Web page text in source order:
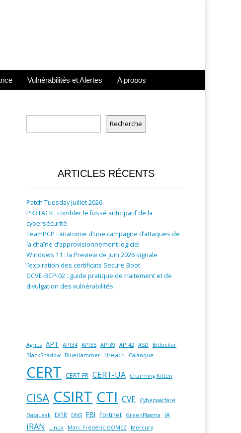
Vulnérabilités et Alertes A propos
Recherche
ARTICLES RÉCENTS
Patch Tuesday Juillet 2026
PR3TACK : combler le fossé anticipatif de la
cybersécurité
TeamPCP : anatomie d’une campagne d’attaques de
la chaîne d’approvisionnement logiciel
Windows 11 : la Preview de juin 2026 signale
l’expiration des certificats Secure Boot
GCVE-BCP-02 : guide pratique de traitement et de
divulgation des vulnérabilités
Agrius APT APT34 APT35 APT39 APT42 ASD
Bitlocker
BlackShadow
BlueHammer Breach Calanque
CERT CERT-FR CERT-UA Charming Kitten
CISA CSIRT CTI CVE Cyberwarfare
DataLeak DFIR DNS FBI Fortinet GreenPlasma IA
iRAN Linux Marc Frédéric GOMEZ Mercury